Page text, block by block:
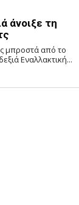
άνοιξε τη
μπροστά από το
Εναλλακτική...